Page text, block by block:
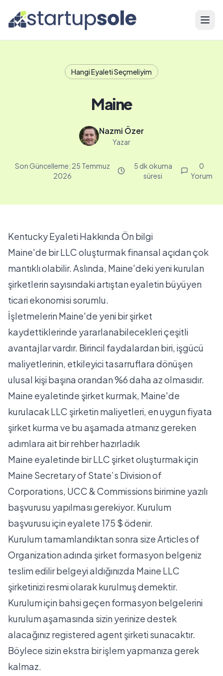
Hangi Eyaleti Seçmeliyim
Maine
Nazmi Özer
Yazar
Son Güncelleme: 25 Temmuz
2026
5 dk okuma
süresi
0
Yorum
Kentucky Eyaleti Hakkında Ön bilgi
Maine'de bir LLC oluşturmak finansal açıdan çok
mantıklı olabilir. Aslında, Maine'deki yeni kurulan
şirketlerin sayısındaki artıştan eyaletin büyüyen
ticari ekonomisi sorumlu.
İşletmelerin Maine'de yeni bir şirket
kaydettiklerinde yararlanabilecekleri çeşitli
avantajlar vardır. Birincil faydalardan biri, işgücü
maliyetlerinin, etkileyici tasarruflara dönüşen
ulusal kişi başına orandan %6 daha az olmasıdır.
Maine eyaletinde şirket kurmak, Maine'de
kurulacak LLC şirketin maliyetleri, en uygun fiyata
şirket kurma ve bu aşamada atmanız gereken
adımlara ait bir rehber hazırladık
Maine eyaletinde bir LLC şirket oluşturmak için
Maine Secretary of State’s Division of
Corporations, UCC & Commissions birimine yazılı
başvurusu yapılması gerekiyor. Kurulum
başvurusu için eyalete 175 $ ödenir.
Kurulum tamamlandıktan sonra size Articles of
Organization adında şirket formasyon belgeniz
teslim edilir belgeyi aldığınızda Maine LLC
şirketinizi resmi olarak kurulmuş demektir.
Kurulum için bahsi geçen formasyon belgelerini
kurulum aşamasında sizin yerinize destek
alacağınız registered agent şirketi sunacaktır.
Böylece sizin ekstra bir işlem yapmanıza gerek
kalmaz.